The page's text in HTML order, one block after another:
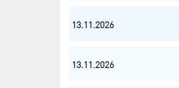
13.11.2026
13.11.2026